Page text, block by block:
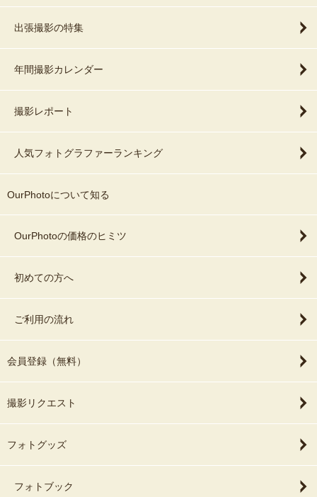
出張撮影の特集
年間撮影カレンダー
撮影レポート
人気フォトグラファーランキング
OurPhotoについて知る
OurPhotoの価格のヒミツ
初めての方へ
ご利用の流れ
会員登録（無料）
撮影リクエスト
フォトグッズ
フォトブック